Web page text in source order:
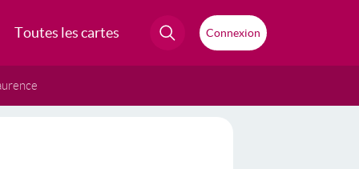
Toutes les cartes Connexion